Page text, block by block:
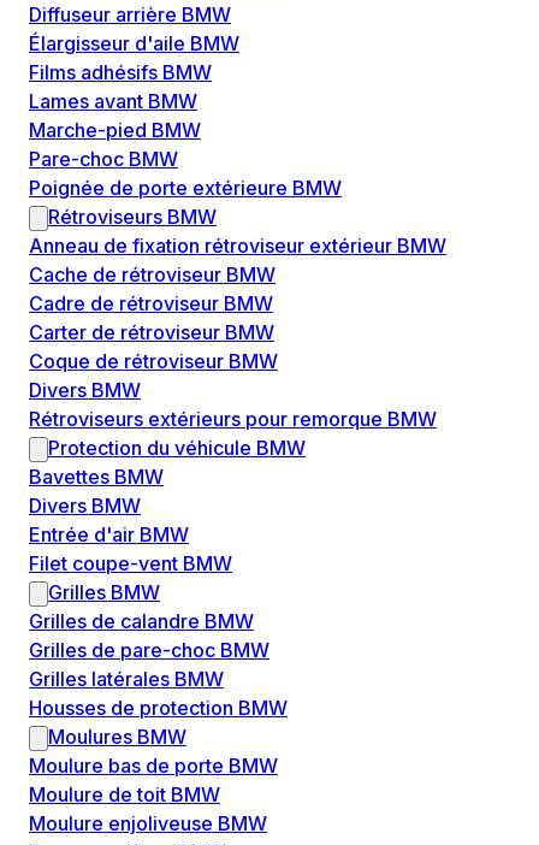
Diffuseur arrière BMW
Élargisseur d'aile BMW
Films adhésifs BMW
Lames avant BMW
Marche-pied BMW
Pare-choc BMW
Poignée de porte extérieure BMW
Rétroviseurs BMW
Anneau de fixation rétroviseur extérieur BMW
Cache de rétroviseur BMW
Cadre de rétroviseur BMW
Carter de rétroviseur BMW
Coque de rétroviseur BMW
Divers BMW
Rétroviseurs extérieurs pour remorque BMW
Protection du véhicule BMW
Bavettes BMW
Divers BMW
Entrée d'air BMW
Filet coupe-vent BMW
Grilles BMW
Grilles de calandre BMW
Grilles de pare-choc BMW
Grilles latérales BMW
Housses de protection BMW
Moulures BMW
Moulure bas de porte BMW
Moulure de toit BMW
Moulure enjoliveuse BMW